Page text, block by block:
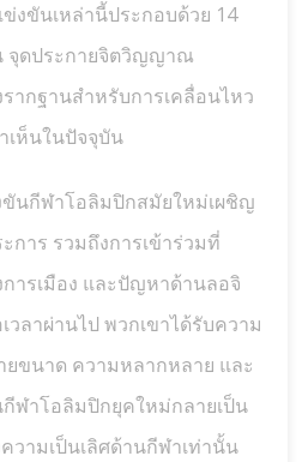
งขันเหล่านี้ประกอบด้วย 14
จุดประกายจิตวิญญาณ
ากฐานสำหรับการเคลื่อนไหว
เห็นในปัจจุบัน
นกีฬาโอลิมปิกสมัยใหม่เผชิญ
าร รวมถึงการเข้าร่วมที่
ารเมือง และปัญหาด้านลอจิ
วลาผ่านไป พวกเขาได้รับความ
ขนาด ความหลากหลาย และ
ฬาโอลิมปิกยุคใหม่กลายเป็น
วามเป็นเลิศด้านกีฬาเท่านั้น